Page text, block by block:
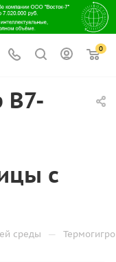
0
В7-
с
среды —